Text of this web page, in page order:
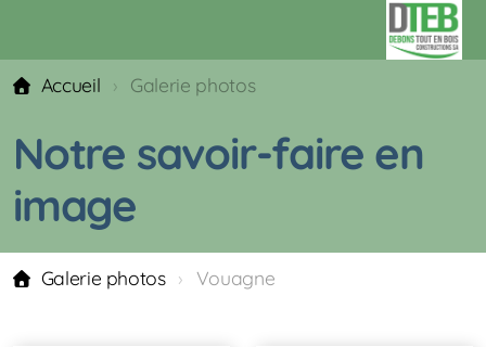
Accueil Galerie photos
Notre savoir-faire en
image
Galerie photos Vouagne